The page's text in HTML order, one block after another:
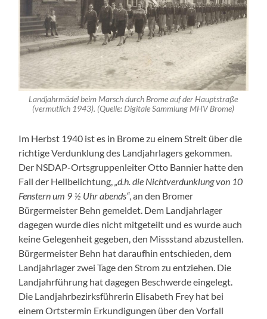
Landjahrmädel beim Marsch durch Brome auf der Hauptstraße
(vermutlich 1943). (Quelle: Digitale Sammlung MHV Brome)
Im Herbst 1940 ist es in Brome zu einem Streit über die
richtige Verdunklung des Landjahrlagers gekommen.
Der NSDAP-Ortsgruppenleiter Otto Bannier hatte den
Fall der Hellbelichtung,„d.h. die Nichtverdunklung von 10
Fenstern um 9 ½ Uhr abends“, an den Bromer
Bürgermeister Behn gemeldet. Dem Landjahrlager
dagegen wurde dies nicht mitgeteilt und es wurde auch
keine Gelegenheit gegeben, den Missstand abzustellen.
Bürgermeister Behn hat daraufhin entschieden, dem
Landjahrlager zwei Tage den Strom zu entziehen. Die
Landjahrführung hat dagegen Beschwerde eingelegt.
Die Landjahrbezirksführerin Elisabeth Frey hat bei
einem Ortstermin Erkundigungen über den Vorfall